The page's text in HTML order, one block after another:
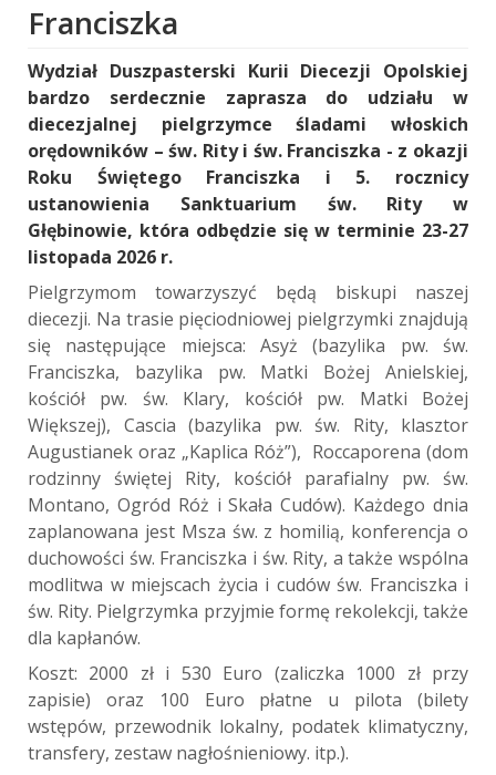
Franciszka
Wydział Duszpasterski Kurii Diecezji Opolskiej
bardzo serdecznie zaprasza do udziału w
diecezjalnej pielgrzymce śladami włoskich
orędowników – św. Rity i św. Franciszka - z okazji
Roku Świętego Franciszka i 5. rocznicy
ustanowienia Sanktuarium św. Rity w
Głębinowie, która odbędzie się w terminie 23-27
listopada 2026 r.
Pielgrzymom towarzyszyć będą biskupi naszej
diecezji. Na trasie pięciodniowej pielgrzymki znajdują
się następujące miejsca: Asyż (bazylika pw. św.
Franciszka, bazylika pw. Matki Bożej Anielskiej,
kościół pw. św. Klary, kościół pw. Matki Bożej
Większej), Cascia (bazylika pw. św. Rity, klasztor
Augustianek oraz „Kaplica Róż”), Roccaporena (dom
rodzinny świętej Rity, kościół parafialny pw. św.
Montano, Ogród Róż i Skała Cudów). Każdego dnia
zaplanowana jest Msza św. z homilią, konferencja o
duchowości św. Franciszka i św. Rity, a także wspólna
modlitwa w miejscach życia i cudów św. Franciszka i
św. Rity. Pielgrzymka przyjmie formę rekolekcji, także
dla kapłanów.
Koszt: 2000 zł i 530 Euro (zaliczka 1000 zł przy
zapisie) oraz 100 Euro płatne u pilota (bilety
wstępów, przewodnik lokalny, podatek klimatyczny,
transfery, zestaw nagłośnieniowy. itp.).